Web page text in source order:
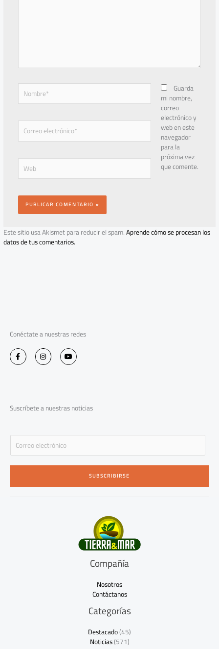
Nombre*
Correo
electrónico*
Web
Guarda
mi nombre,
correo
electrónico y
web en este
navegador
para la
próxima vez
que comente.
Este sitio usa Akismet para reducir el spam.Aprende cómo se procesan los
datos de tus comentarios.
Conéctate a nuestras redes
F
a
c
-
f
I
n
s
m
Y
o
u
Suscríbete a nuestras noticias
E
a
i
*
SUBSCRIBIRSE
Compañía
Nosotros
Contáctanos
Categorías
Destacado(45)
Noticias(571)